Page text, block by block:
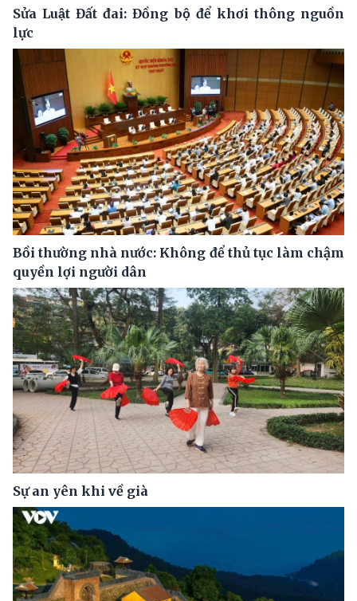
Sửa Luật Đất đai: Đồng bộ để khơi thông nguồn
lực
Bồi thường nhà nước: Không để thủ tục làm chậm
quyền lợi người dân
Sự an yên khi về già